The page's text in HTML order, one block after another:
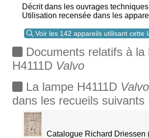
Décrit dans les ouvrages
Utilisation recensée dans les
Voir les 142 appareils utilisant cette
Documents relatifs à la
H4111D Valvo
La lampe H4111D Valvo
dans les recueils suivants
Catalogue Richard Driessen